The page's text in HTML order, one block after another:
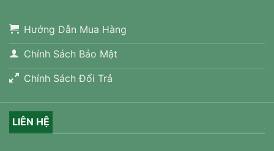
Hướng Dẫn Mua Hàng
Chính Sách Bảo Mật
Chính Sách Đổi Trả
LIÊN HỆ